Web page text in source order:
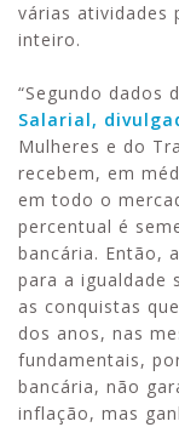
várias atividades
inteiro.
“Segundo dados
Salarial,
Mulheres e do
recebem, em
em todo o
percentual é
bancária. Então,
para a igualdade
as conquistas
dos anos, nas
fundamentais,
bancária, não
inflação, mas